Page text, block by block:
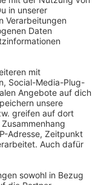
politische